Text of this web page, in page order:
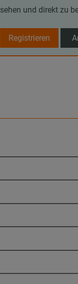
sehen und direkt zu
Registrieren